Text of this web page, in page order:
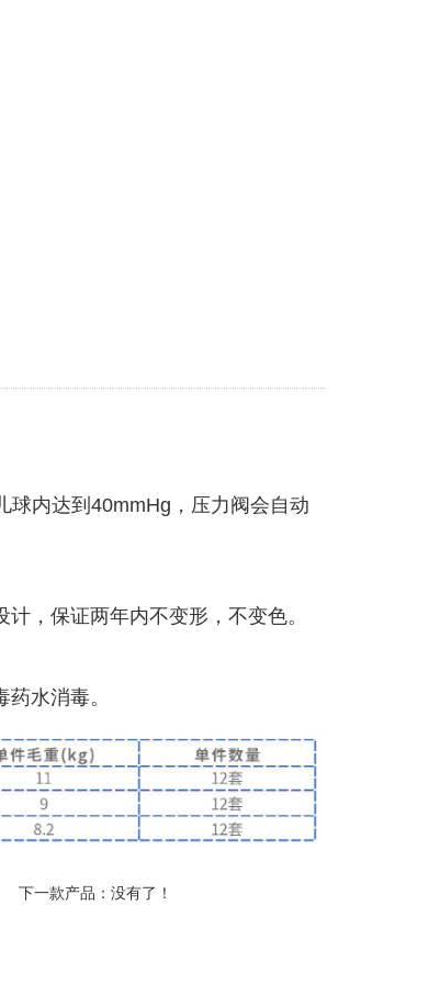
球内达到40mmHg，压力阀会自动
，保证两年内不变形，不变色。
水消毒。
下一款产品：没有了！